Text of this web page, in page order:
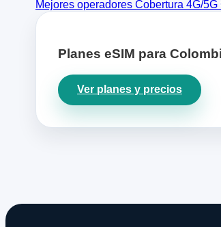
Mejores operadores Cobertura 4G/5G
Planes eSIM para
Ver planes y precios